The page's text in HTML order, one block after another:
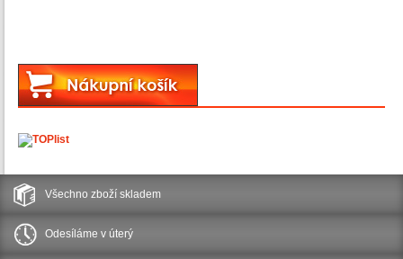
Všechno zboží skladem
Odesíláme v úterý